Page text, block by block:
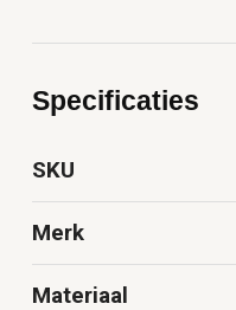
Specificaties
SKU
Merk
Materiaal